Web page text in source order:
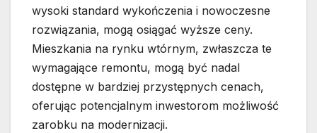
wysoki standard wykończenia i nowoczesne
rozwiązania, mogą osiągać wyższe ceny.
Mieszkania na rynku wtórnym, zwłaszcza te
wymagające remontu, mogą być nadal
dostępne w bardziej przystępnych cenach,
oferując potencjalnym inwestorom możliwość
zarobku na modernizacji.